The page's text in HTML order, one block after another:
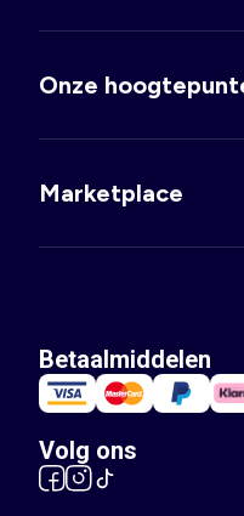
Onze
Marketplace
Betaalmiddelen
Volg ons